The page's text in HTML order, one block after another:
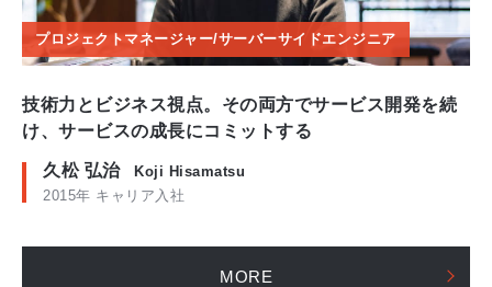
プロジェクトマネージャー/サーバーサイドエンジニア
技術力とビジネス視点。その両方でサービス開発を続
け、サービスの成長にコミットする
久松 弘治
Koji Hisamatsu
2015年 キャリア入社
MORE